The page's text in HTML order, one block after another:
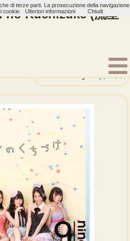
no Kuchizuke (流星
ラー) Yie Ar! Jiang Shi (イーア
di terze parti. La prosecuzione della navigazione
cookie.
Ulteriori informazioni Chiudi